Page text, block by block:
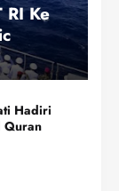
RI Ke
Hadiri
Quran